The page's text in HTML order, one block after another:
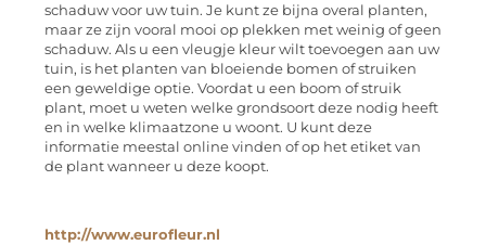
schaduw voor uw tuin. Je kunt ze bijna overal planten,
maar ze zijn vooral mooi op plekken met weinig of geen
schaduw. Als u een vleugje kleur wilt toevoegen aan uw
tuin, is het planten van bloeiende bomen of struiken
een geweldige optie. Voordat u een boom of struik
plant, moet u weten welke grondsoort deze nodig heeft
en in welke klimaatzone u woont. U kunt deze
informatie meestal online vinden of op het etiket van
de plant wanneer u deze koopt.
http://www.eurofleur.nl